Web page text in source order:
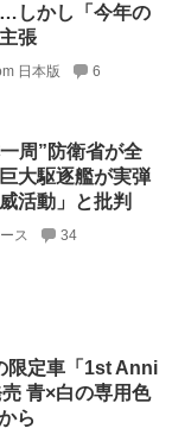
しかし「今年の
張
日本版 6
周”防衛省が全
大駆逐艦が実弾
活動」と批判
ス 34
限定車「1st Anni
青×白の専用色
ら